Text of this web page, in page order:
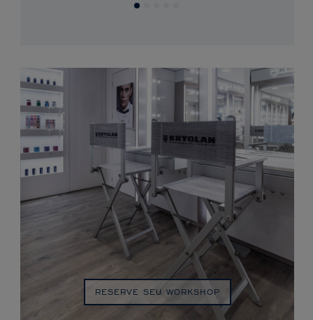
RESERVE SEU WORKSHOP